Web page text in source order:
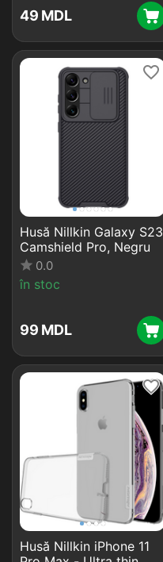
‍49‍ MDL
Husă Nillkin Galaxy S23
Camshield Pro, Negru
0.0
în stoc
‍99‍ MDL
Husă Nillkin iPhone 11